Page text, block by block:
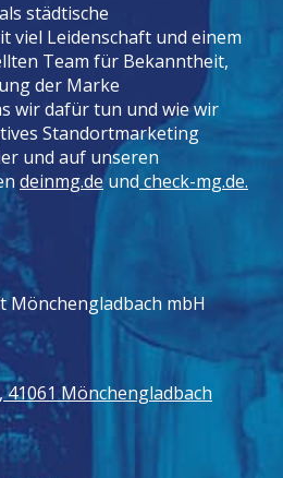
städtische
viel Leidenschaft und einem
Team für Bekanntheit,
der Marke
wir dafür tun und wie wir
Standortmarketing
und auf unseren
deinmg.deund check-mg.de.
Mönchengladbach mbH
41061 Mönchengladbach